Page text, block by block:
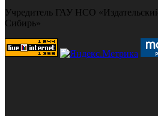
Учредитель ГАУ НСО
Сибирь»